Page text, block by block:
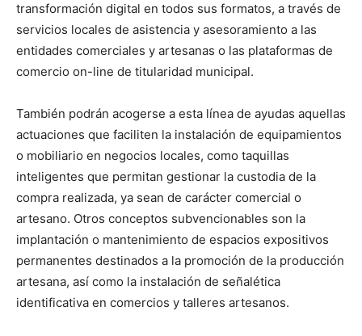
transformación digital en todos sus formatos, a través de
servicios locales de asistencia y asesoramiento a las
entidades comerciales y artesanas o las plataformas de
comercio on-line de titularidad municipal.
También podrán acogerse a esta línea de ayudas aquellas
actuaciones que faciliten la instalación de equipamientos
o mobiliario en negocios locales, como taquillas
inteligentes que permitan gestionar la custodia de la
compra realizada, ya sean de carácter comercial o
artesano. Otros conceptos subvencionables son la
implantación o mantenimiento de espacios expositivos
permanentes destinados a la promoción de la producción
artesana, así como la instalación de señalética
identificativa en comercios y talleres artesanos.